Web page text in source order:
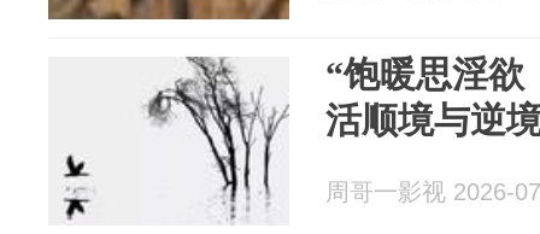
“饱暖思淫欲
活顺境与逆
周哥一影视 2026-